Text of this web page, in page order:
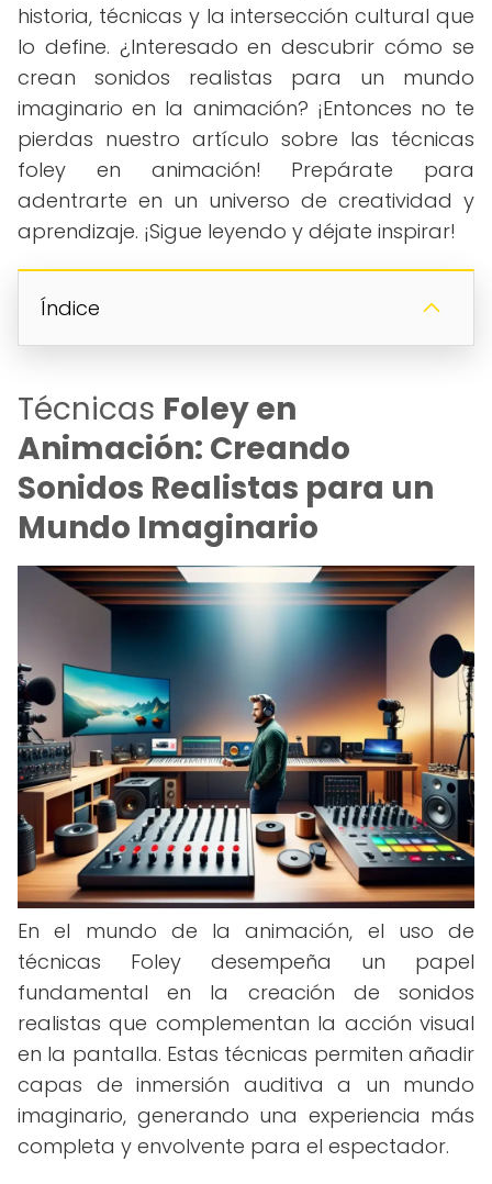
historia, técnicas y la intersección cultural que
lo define. ¿Interesado en descubrir cómo se
crean sonidos realistas para un mundo
imaginario en la animación? ¡Entonces no te
pierdas nuestro artículo sobre las técnicas
foley en animación! Prepárate para
adentrarte en un universo de creatividad y
aprendizaje. ¡Sigue leyendo y déjate inspirar!
Índice
Técnicas Foley en
Animación: Creando
Sonidos Realistas para un
Mundo Imaginario
En el mundo de la animación, el uso de
técnicas Foley desempeña un papel
fundamental en la creación de sonidos
realistas que complementan la acción visual
en la pantalla. Estas técnicas permiten añadir
capas de inmersión auditiva a un mundo
imaginario, generando una experiencia más
completa y envolvente para el espectador.